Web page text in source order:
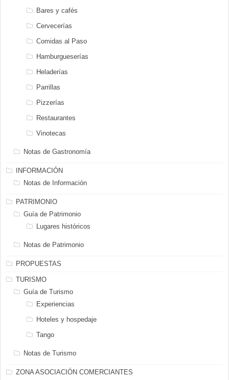
Bares y cafés
Cervecerías
Comidas al Paso
Hamburgueserías
Heladerías
Parrillas
Pizzerías
Restaurantes
Vinotecas
Notas de Gastronomía
INFORMACIÓN
Notas de Información
PATRIMONIO
Guía de Patrimonio
Lugares históricos
Notas de Patrimonio
PROPUESTAS
TURISMO
Guía de Turismo
Experiencias
Hoteles y hospedaje
Tango
Notas de Turismo
ZONA ASOCIACIÓN COMERCIANTES